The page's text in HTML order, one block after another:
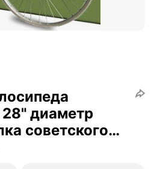
диаметр
советского
36